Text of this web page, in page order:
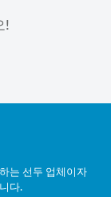
!
는 선두 업체이자
다.